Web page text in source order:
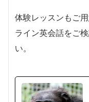
体験レッスンもご
ライン英会話をご
い。